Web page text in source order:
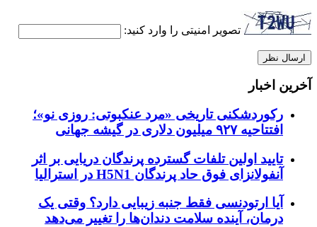
تصویر امنیتی را وارد کنید:
آخرین اخبار
رکوردشکنی تاریخی «مرد عنکبوتی: روزی نو»؛
افتتاحیه ۹۲۷ میلیون دلاری در گیشه جهانی
تایید اولین تلفات گسترده پرندگان دریایی بر اثر
آنفولانزای فوق حاد پرندگان H5N1 در استرالیا
آیا ارتودنسی فقط جنبه زیبایی دارد؟ وقتی یک
درمان، آینده سلامت دندان‌ها را تغییر می‌دهد